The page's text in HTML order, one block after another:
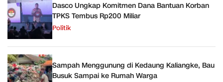
Dasco Ungkap Komitmen Dana Bantuan Korban
TPKS Tembus Rp200 Miliar
Politik
Sampah Menggunung di Kedaung Kaliangke, Bau
Busuk Sampai ke Rumah Warga